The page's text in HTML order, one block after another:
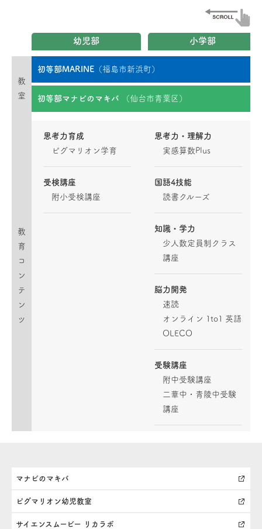
教
室
幼児部 小学部
初等部MARINE （福島市新浜町）
初等部マナビのマキバ （仙台市青葉区）
教
育
コ
ン
テ
ン
ツ
思考力育成
ピグマリオン学育
受検講座
附小受検講座
思考力・理解力
実感算数Plus
国語4技能
読書クルーズ
知識・学力
少人数定員制クラス
講座
脳力開発
速読
オンライン 1to1 英語
OLECO
受験講座
附中受験講座
二華中・青陵中受験
講座
マナビのマキバ
ピグマリオン幼児教室
サイエンスムービー リカラボ